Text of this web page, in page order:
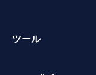
ツール